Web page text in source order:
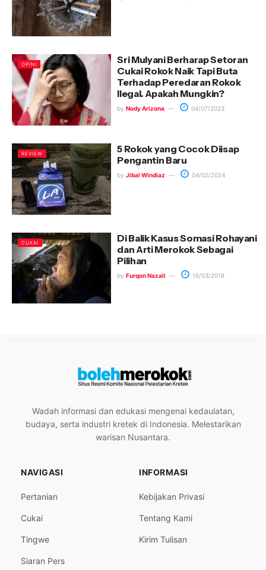
OPINI
Sri Mulyani Berharap Setoran
Cukai Rokok Naik Tapi Buta
Terhadap Peredaran Rokok
Ilegal. Apakah Mungkin?
by Nody Arizona 04/07/2023
REVIEW
5 Rokok yang Cocok Diisap
Pengantin Baru
by Jibal Windiaz 04/02/2024
CUKAI
Di Balik Kasus Somasi Rohayani
dan Arti Merokok Sebagai
Pilihan
by Furqon Nazali 16/03/2018
Wadah informasi dan edukasi mengenai kedaulatan,
budaya, serta industri kretek di Indonesia. Melestarikan
warisan Nusantara.
NAVIGASI
Pertanian
Cukai
Tingwe
Siaran Pers
INFORMASI
Kebijakan Privasi
Tentang Kami
Kirim Tulisan